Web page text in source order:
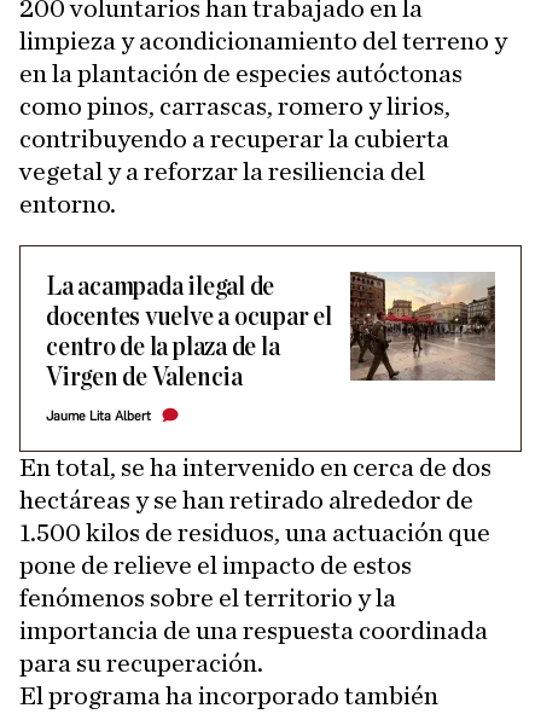
200 voluntarios han trabajado en la
limpieza y acondicionamiento del terreno y
en la plantación de especies autóctonas
como pinos, carrascas, romero y lirios,
contribuyendo a recuperar la cubierta
vegetal y a reforzar la resiliencia del
entorno.
La acampada ilegal de
docentes vuelve a ocupar el
centro de la plaza de la
Virgen de Valencia
Jaume Lita Albert
En total, se ha intervenido en cerca de dos
hectáreas y se han retirado alrededor de
1.500 kilos de residuos, una actuación que
pone de relieve el impacto de estos
fenómenos sobre el territorio y la
importancia de una respuesta coordinada
para su recuperación.
El programa ha incorporado también